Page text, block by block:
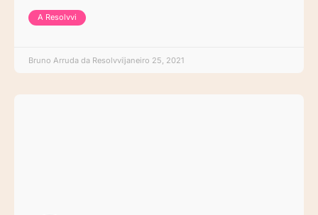
A Resolvvi
Bruno Arruda da Resolvvi janeiro 25, 2021